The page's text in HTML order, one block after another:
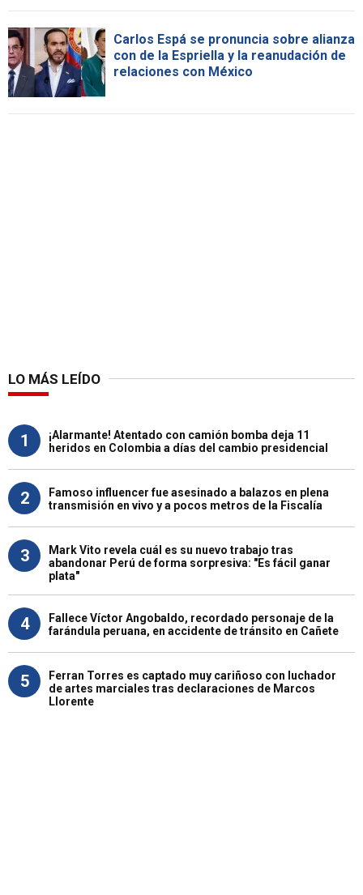
Carlos Espá se pronuncia sobre alianza
con de la Espriella y la reanudación de
relaciones con México
LO MÁS LEÍDO
1
¡Alarmante! Atentado con camión bomba deja 11
heridos en Colombia a días del cambio presidencial
2
Famoso influencer fue asesinado a balazos en plena
transmisión en vivo y a pocos metros de la Fiscalía
3
Mark Vito revela cuál es su nuevo trabajo tras
abandonar Perú de forma sorpresiva: "Es fácil ganar
plata"
4
Fallece Víctor Angobaldo, recordado personaje de la
farándula peruana, en accidente de tránsito en Cañete
5
Ferran Torres es captado muy cariñoso con luchador
de artes marciales tras declaraciones de Marcos
Llorente